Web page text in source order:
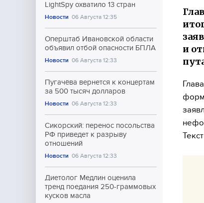
LightSpy охватило 13 стран
Новости 06 Августа 12:35
Оперштаб Ивановской области
объявил отбой опасности БПЛА
Новости 06 Августа 12:33
Пугачёва вернется к концертам
за 500 тысяч долларов
Новости 06 Августа 12:33
Сикорский: перенос посольства
РФ приведет к разрыву
отношений
Новости 06 Августа 12:33
Диетолог Медлин оценила
тренд поедания 250-граммовых
кусков масла
и